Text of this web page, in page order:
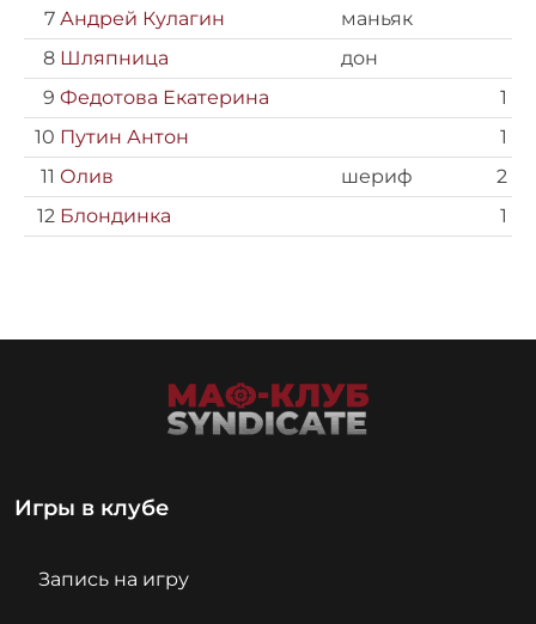
7 Андрей Кулагин
маньяк
8 Шляпница
дон
9 Федотова Екатерина
1
10 Путин Антон
1
11 Олив шериф
2
12 Блондинка 1
Игры в клубе
Запись на игру